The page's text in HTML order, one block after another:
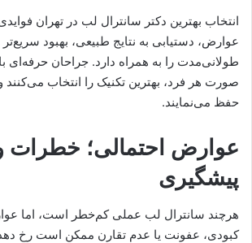
انتخاب بهترین دکتر سانترال لب در تهران
عوارض، دستیابی به نتایج طبیعی، بهبود
طولانی‌مدت را به همراه دارد. جراحان حرفه‌ای
صورت هر فرد، بهترین تکنیک را انتخاب می‌کنند
حفظ می‌نمایند.
عوارض احتمالی؛ خطرات
پیشگیری
هرچند سانترال لب عملی کم‌خطر است، اما
کبودی، عفونت یا عدم تقارن ممکن است رخ